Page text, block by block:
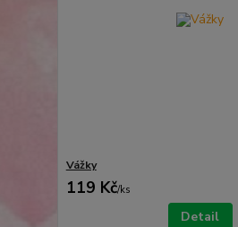
Vážky
119 Kč/ks
Detail